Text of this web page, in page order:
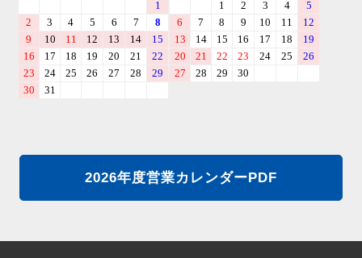
2026年度営業カレンダーPDF